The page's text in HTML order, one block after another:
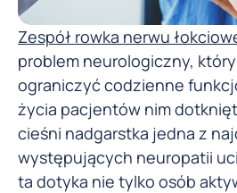
Zespół rowka nerwu
problem neurologiczny,
ograniczyć codzienne
życia pacjentów nim
cieśni nadgarstka jedna z
występujących neuropatii
ta dotyka nie tylko osób